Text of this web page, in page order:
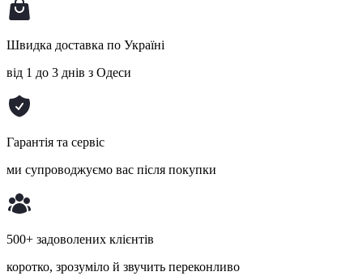
Швидка доставка по Україні
від 1 до 3 днів з Одеси
Гарантія та сервіс
ми супроводжуємо вас після покупки
500+ задоволених клієнтів
коротко, зрозуміло й звучить переконливо